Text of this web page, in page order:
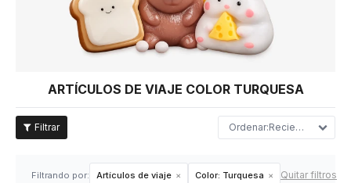
ARTÍCULOS DE VIAJE COLOR TURQUESA
Recientes
Filtrando por: Artículos de viaje Color: Turquesa Quitar filtros